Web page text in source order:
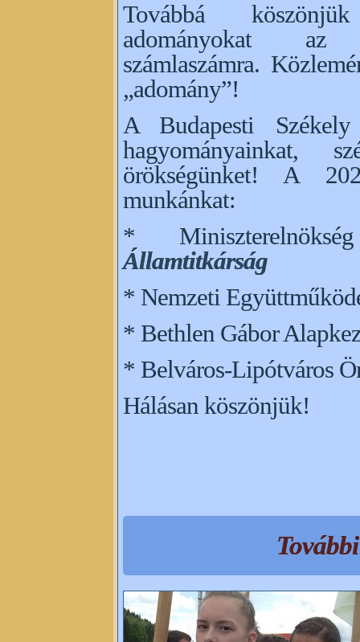
Továbbá
adományokat
számlaszámra.
„adomány”!
A Budapesti
hagyományainkat,
örökségünket! A
munkánkat:
*
Államtitkárság
* Nemzeti
* Bethlen Gábor
* Belváros-Lipótváros
Hálásan köszönjük!